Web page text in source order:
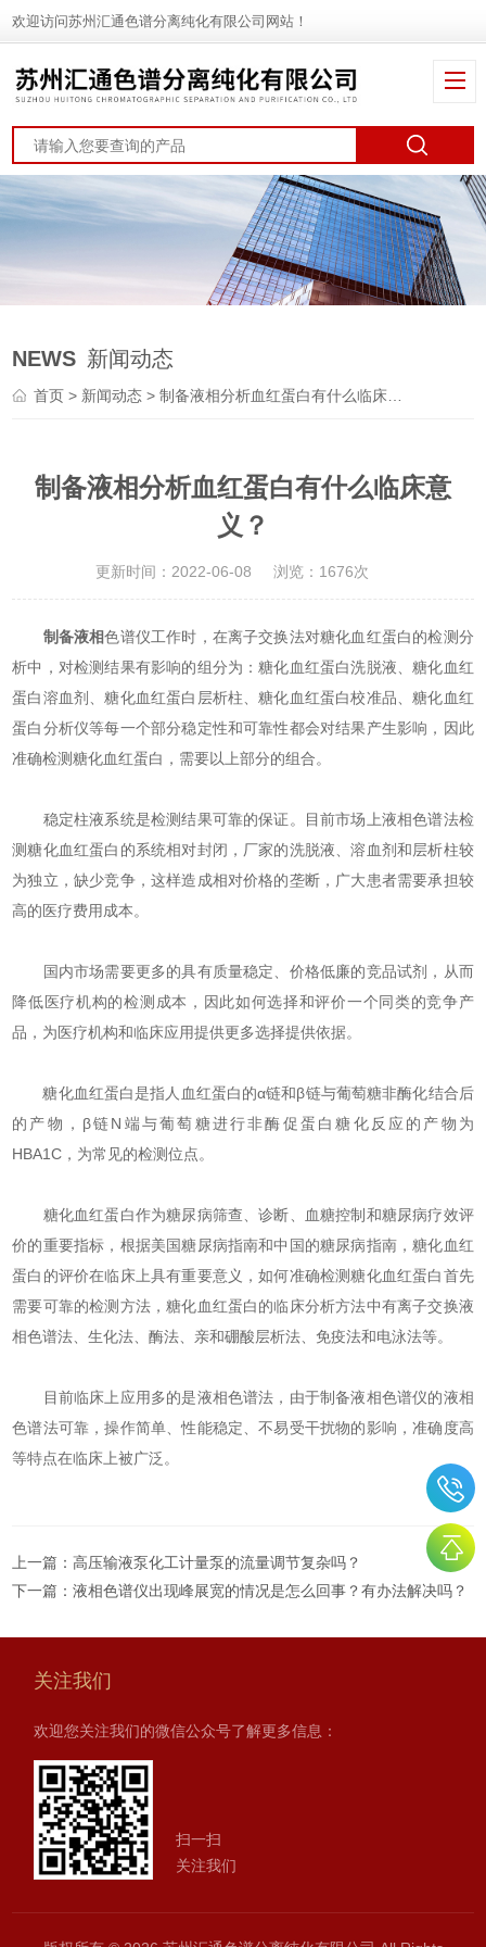
欢迎访问苏州汇通色谱分离纯化有限公司网站！
NEWS 新闻动态
首页 > 新闻动态 > 制备液相分析血红蛋白有什么临床意义？
制备液相分析血红蛋白有什么临床意
义？
更新时间：2022-06-08 浏览：1676次
制备液相色谱仪工作时，在离子交换法对糖化血红蛋白的检测分
析中，对检测结果有影响的组分为：糖化血红蛋白洗脱液、糖化血红
蛋白溶血剂、糖化血红蛋白层析柱、糖化血红蛋白校准品、糖化血红
蛋白分析仪等每一个部分稳定性和可靠性都会对结果产生影响，因此
准确检测糖化血红蛋白，需要以上部分的组合。
稳定柱液系统是检测结果可靠的保证。目前市场上液相色谱法检
测糖化血红蛋白的系统相对封闭，厂家的洗脱液、溶血剂和层析柱较
为独立，缺少竞争，这样造成相对价格的垄断，广大患者需要承担较
高的医疗费用成本。
国内市场需要更多的具有质量稳定、价格低廉的竞品试剂，从而
降低医疗机构的检测成本，因此如何选择和评价一个同类的竞争产
品，为医疗机构和临床应用提供更多选择提供依据。
糖化血红蛋白是指人血红蛋白的α链和β链与葡萄糖非酶化结合后
的产物，β链N端与葡萄糖进行非酶促蛋白糖化反应的产物为
HBA1C，为常见的检测位点。
糖化血红蛋白作为糖尿病筛查、诊断、血糖控制和糖尿病疗效评
价的重要指标，根据美国糖尿病指南和中国的糖尿病指南，糖化血红
蛋白的评价在临床上具有重要意义，如何准确检测糖化血红蛋白首先
需要可靠的检测方法，糖化血红蛋白的临床分析方法中有离子交换液
相色谱法、生化法、酶法、亲和硼酸层析法、免疫法和电泳法等。
目前临床上应用多的是液相色谱法，由于制备液相色谱仪的液相
色谱法可靠，操作简单、性能稳定、不易受干扰物的影响，准确度高
等特点在临床上被广泛。
上一篇：高压输液泵化工计量泵的流量调节复杂吗？
下一篇：液相色谱仪出现峰展宽的情况是怎么回事？有办法解决吗？
关注我们
欢迎您关注我们的微信公众号了解更多信息：
扫一扫
关注我们